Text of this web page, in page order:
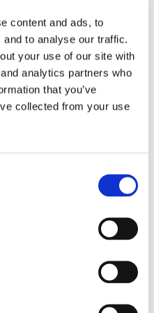
content and ads, to
to analyse our traffic.
your use of our site with
analytics partners who
that you’ve
collected from your use
mediators
opnieuw zien hoe
soepel en
er anders veel
Het is belangrijk dat
het leven van hun
worden gehouden,
meer rust.
of
echtscheiding